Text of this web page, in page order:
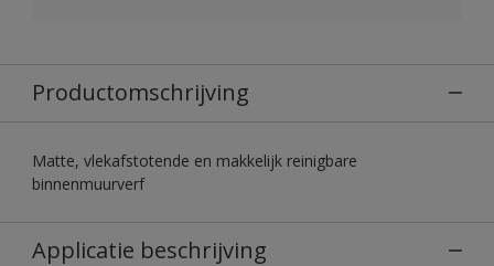
Productomschrijving
Matte, vlekafstotende en makkelijk reinigbare
binnenmuurverf
Applicatie beschrijving